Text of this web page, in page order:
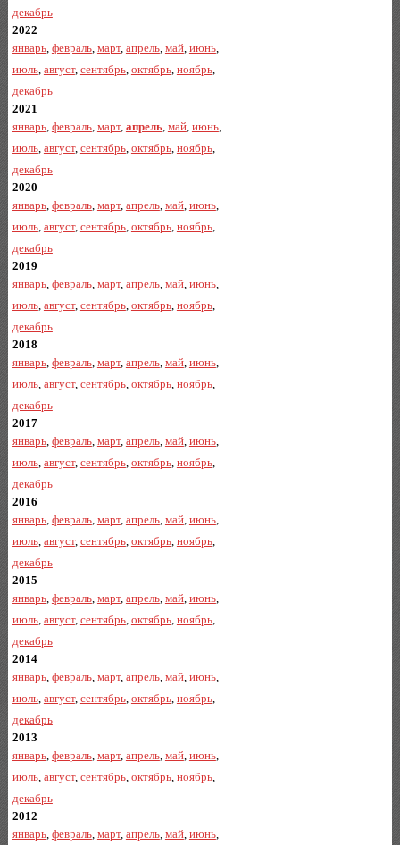
декабрь
2022
январь, февраль, март, апрель, май, июнь,
июль, август, сентябрь, октябрь, ноябрь,
декабрь
2021
январь, февраль, март, апрель, май, июнь,
июль, август, сентябрь, октябрь, ноябрь,
декабрь
2020
январь, февраль, март, апрель, май, июнь,
июль, август, сентябрь, октябрь, ноябрь,
декабрь
2019
январь, февраль, март, апрель, май, июнь,
июль, август, сентябрь, октябрь, ноябрь,
декабрь
2018
январь, февраль, март, апрель, май, июнь,
июль, август, сентябрь, октябрь, ноябрь,
декабрь
2017
январь, февраль, март, апрель, май, июнь,
июль, август, сентябрь, октябрь, ноябрь,
декабрь
2016
январь, февраль, март, апрель, май, июнь,
июль, август, сентябрь, октябрь, ноябрь,
декабрь
2015
январь, февраль, март, апрель, май, июнь,
июль, август, сентябрь, октябрь, ноябрь,
декабрь
2014
январь, февраль, март, апрель, май, июнь,
июль, август, сентябрь, октябрь, ноябрь,
декабрь
2013
январь, февраль, март, апрель, май, июнь,
июль, август, сентябрь, октябрь, ноябрь,
декабрь
2012
январь, февраль, март, апрель, май, июнь,